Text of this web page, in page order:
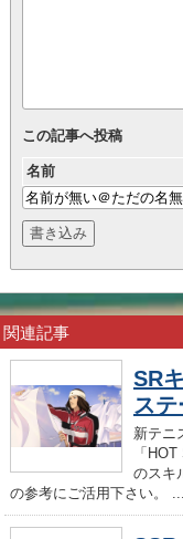
この記事へ投稿
名前
関連記事
SR
ステ
新テニ
「
のスキ
の参考にご活用下さい。 ...